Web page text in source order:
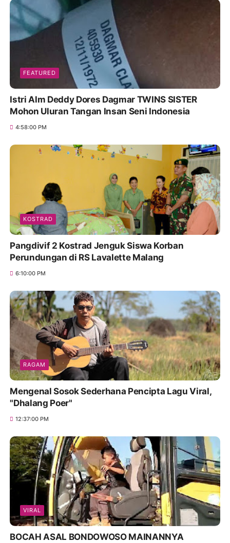
FEATURED
Istri Alm Deddy Dores Dagmar TWINS SISTER
Mohon Uluran Tangan Insan Seni Indonesia
4:58:00 PM
KOSTRAD
Pangdivif 2 Kostrad Jenguk Siswa Korban
Perundungan di RS Lavalette Malang
6:10:00 PM
RAGAM
Mengenal Sosok Sederhana Pencipta Lagu Viral,
"Dhalang Poer"
12:37:00 PM
VIRAL
BOCAH ASAL BONDOWOSO MAINANNYA